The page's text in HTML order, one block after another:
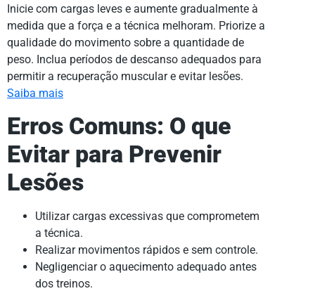
Inicie com cargas leves e aumente gradualmente à
medida que a força e a técnica melhoram. Priorize a
qualidade do movimento sobre a quantidade de
peso. Inclua períodos de descanso adequados para
permitir a recuperação muscular e evitar lesões.
Saiba mais
Erros Comuns: O que
Evitar para Prevenir
Lesões
Utilizar cargas excessivas que comprometem
a técnica.
Realizar movimentos rápidos e sem controle.
Negligenciar o aquecimento adequado antes
dos treinos.